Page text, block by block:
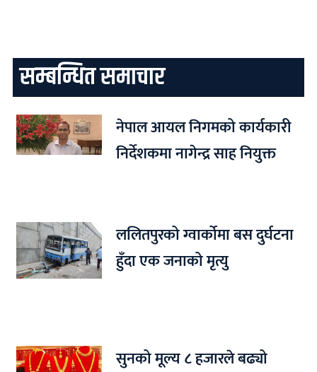
सम्बन्धित समाचार
नेपाल आयल निगमको कार्यकारी
निर्देशकमा नागेन्द्र साह नियुक्त
ललितपुरको ग्वार्कोमा बस दुर्घटना
हुँदा एक जनाको मृत्यु
सुनको मूल्य ८ हजारले बढ्यो